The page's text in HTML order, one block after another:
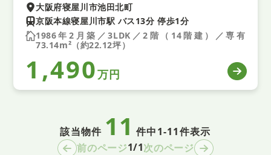
大阪府寝屋川市池田北町
京阪本線寝屋川市駅 バス13分 停歩1分
1986年2月築／3LDK／2階（14階建）／専有
73.14m²（約22.12坪）
1,490万円
該当物件 11 件中1-11件表示
前のページ1/1次のページ